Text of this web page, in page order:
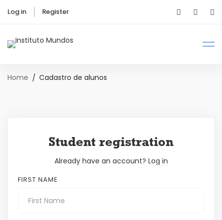
Log in Register
Home Cadastro de alunos
Student registration
Already have an account? Log in
FIRST NAME